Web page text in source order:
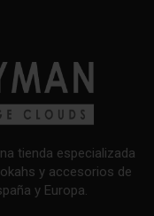
tienda especializada
y accesorios de
y Europa.